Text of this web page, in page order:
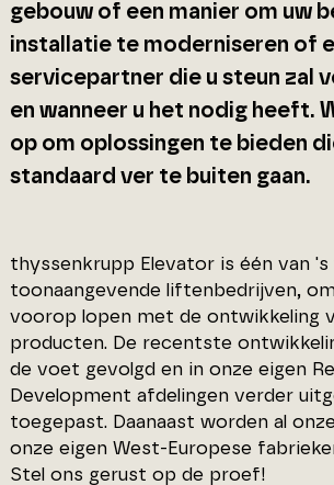
gebouw of een manier om uw
installatie te moderniseren of
servicepartner die u steun zal
en wanneer u het nodig heeft.
op om oplossingen te bieden
standaard ver te buiten gaan.
thyssenkrupp Elevator is één van 's
toonaangevende liftenbedrijven,
voorop lopen met de ontwikkeling
producten. De recentste
de voet gevolgd en in onze eigen
Development afdelingen verder
toegepast. Daanaast worden al
onze eigen West-Europese
Stel ons gerust op de proef!